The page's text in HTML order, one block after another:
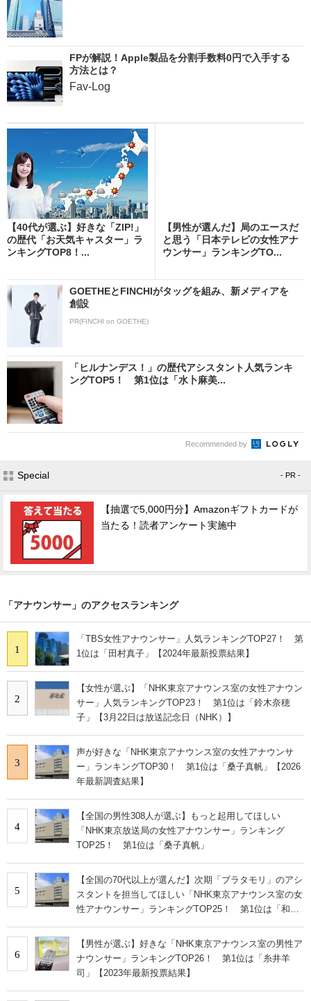
FPが解説！Apple製品を分割手数料0円で入手する
方法とは？
Fav-Log
【40代が選ぶ】好きな「ZIP!」
の歴代「お天気キャスター」ラ
ンキングTOP8！...
【男性が選んだ】局のエースだ
と思う「日本テレビの女性アナ
ウンサー」ランキングTO...
GOETHEとFINCHIがタッグを組み、新メディアを
創設
PR(FINCHI on GOETHE)
「ヒルナンデス！」の歴代アシスタント人気ランキ
ングTOP5！ 第1位は「水卜麻美...
Recommended by
Special - PR -
【抽選で5,000円分】Amazonギフトカードが
当たる！読者アンケート実施中
「アナウンサー」のアクセスランキング
1
「TBS女性アナウンサー」人気ランキングTOP27！ 第
1位は「田村真子」【2024年最新投票結果】
2
【女性が選ぶ】「NHK東京アナウンス室の女性アナウン
サー」人気ランキングTOP23！ 第1位は「鈴木奈穂
子」【3月22日は放送記念日（NHK）】
3
声が好きな「NHK東京アナウンス室の女性アナウンサ
ー」ランキングTOP30！ 第1位は「桑子真帆」【2026
年最新調査結果】
4
【全国の男性308人が選ぶ】もっと起用してほしい
「NHK東京放送局の女性アナウンサー」ランキング
TOP25！ 第1位は「桑子真帆」
5
【全国の70代以上が選んだ】次期「ブラタモリ」のアシ
スタントを担当してほしい「NHK東京アナウンス室の女
性アナウンサー」ランキングTOP25！ 第1位は「和久
6
【男性が選ぶ】好きな「NHK東京アナウンス室の男性ア
ナウンサー」ランキングTOP26！ 第1位は「糸井羊
司」【2023年最新投票結果】